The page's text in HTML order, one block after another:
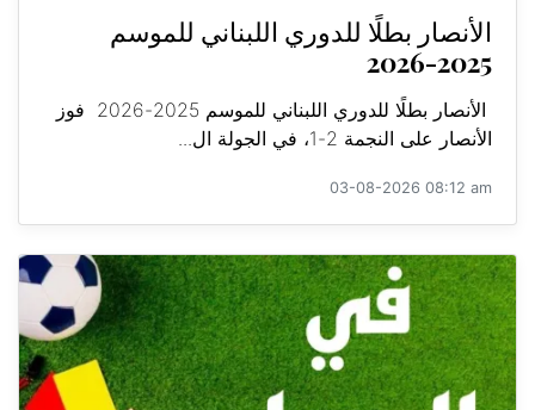
الأنصار بطلًا للدوري اللبناني للموسم
2025-2026
الأنصار بطلًا للدوري اللبناني للموسم 2025-2026 فوز
الأنصار على النجمة 2-1، في الجولة ال...
03-08-2026 08:12 am